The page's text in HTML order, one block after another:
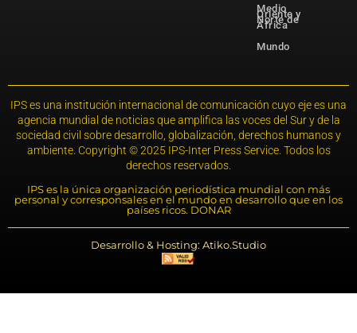
Medio
Oriente y
Norte de
África
Mundo
IPS es una institución internacional de comunicación cuyo eje es una
agencia mundial de noticias que amplifica las voces del Sur y de la
sociedad civil sobre desarrollo, globalización, derechos humanos y
ambiente. Copyright © 2025 IPS-Inter Press Service. Todos los
derechos reservados.
IPS es la única organización periodística mundial con más
personal y corresponsales en el mundo en desarrollo que en los
países ricos. DONAR
Desarrollo & Hosting: Atiko.Studio